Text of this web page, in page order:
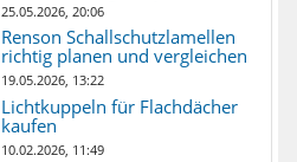
25.05.2026, 20:06
Renson Schallschutzlamellen
richtig planen und vergleichen
19.05.2026, 13:22
Lichtkuppeln für Flachdächer
kaufen
10.02.2026, 11:49